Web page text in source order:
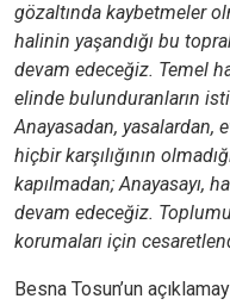
gözaltında kaybetmeler
halinin yaşandığı bu
devam edeceğiz. Temel
elinde bulunduranların
Anayasadan, yasalardan,
hiçbir karşılığının
kapılmadan; Anayasayı,
devam edeceğiz.
korumaları için
Besna Tosun’un